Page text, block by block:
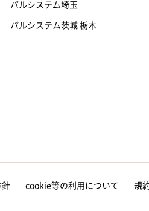
パルシステム埼玉
パルシステム茨城 栃木
針 cookie等の利用について 規